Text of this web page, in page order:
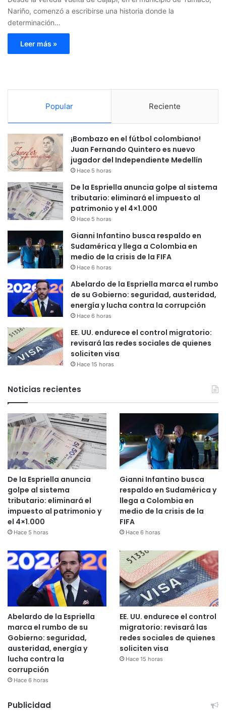
Nariño, comenzó a escribirse una historia donde la
determinación…
Leer más »
Popular Reciente
¡Bombazo en el fútbol colombiano!
Juan Fernando Quintero es nuevo
jugador del Independiente Medellín
Hace 5 horas
De la Espriella anuncia golpe al sistema
tributario: eliminará el impuesto al
patrimonio y el 4×1.000
Hace 5 horas
Gianni Infantino busca respaldo en
Sudamérica y llega a Colombia en
medio de la crisis de la FIFA
Hace 6 horas
Abelardo de la Espriella marca el rumbo
de su Gobierno: seguridad, austeridad,
energía y lucha contra la corrupción
Hace 6 horas
EE. UU. endurece el control migratorio:
revisará las redes sociales de quienes
soliciten visa
Hace 15 horas
Noticias recientes
De la Espriella anuncia
golpe al sistema
tributario: eliminará el
impuesto al patrimonio y
el 4×1.000
Hace 5 horas
Gianni Infantino busca
respaldo en Sudamérica y
llega a Colombia en
medio de la crisis de la
FIFA
Hace 6 horas
Abelardo de la Espriella
marca el rumbo de su
Gobierno: seguridad,
austeridad, energía y
lucha contra la
corrupción
Hace 6 horas
EE. UU. endurece el control
migratorio: revisará las
redes sociales de quienes
soliciten visa
Hace 15 horas
Publicidad